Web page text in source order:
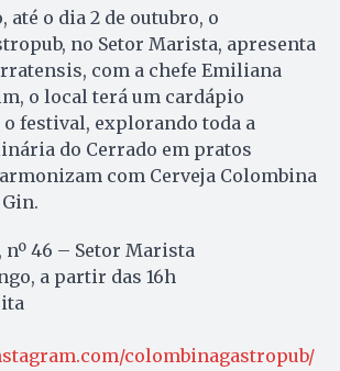
até o dia 2 de outubro, o
no Setor Marista, apresenta
com a chefe Emiliana
o local terá um cardápio
festival, explorando toda a
do Cerrado em pratos
com Cerveja Colombina
nº 46 – Setor Marista
a partir das 16h
colombinagastropub/